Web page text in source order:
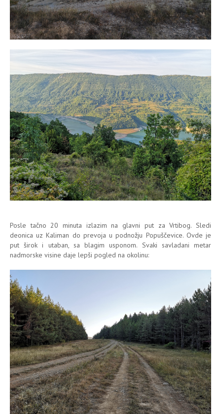
Posle tačno 20 minuta izlazim na glavni put za Vrtibog. Sledi
deonica uz Kaliman do prevoja u podnožju Popuščevice. Ovde je
put širok i utaban, sa blagim usponom. Svaki savladani metar
nadmorske visine daje lepši pogled na okolinu: